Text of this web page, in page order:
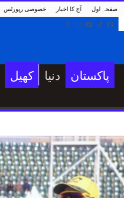
خصوصی رپورٹس آج کا اخبار صفحہ اول
کھیل دنیا
پاکستان